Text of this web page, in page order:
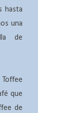
hasta
una
de
que
de